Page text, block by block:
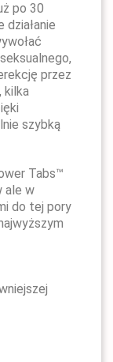
po 30
działanie
przez
kilka
szybką
Tabs™
ale w
do tej pory